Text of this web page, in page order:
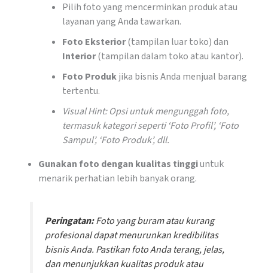
Pilih foto yang mencerminkan produk atau
layanan yang Anda tawarkan.
Foto Eksterior(tampilan luar toko) dan
Interior(tampilan dalam toko atau kantor).
Foto Produkjika bisnis Anda menjual barang
tertentu.
Visual Hint: Opsi untuk mengunggah foto,
termasuk kategori seperti ‘Foto Profil’, ‘Foto
Sampul’, ‘Foto Produk’, dll.
Gunakan foto dengan kualitas tinggiuntuk
menarik perhatian lebih banyak orang.
Peringatan:Foto yang buram atau kurang
profesional dapat menurunkan kredibilitas
bisnis Anda. Pastikan foto Anda terang, jelas,
dan menunjukkan kualitas produk atau